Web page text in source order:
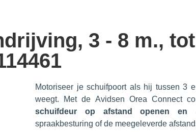
3 - 8 m.,
Motoriseer je schuifpoort als hij tussen 3
weegt. Met de Avidsen Orea Connect
schuifdeur op afstand openen en
spraakbesturing of de meegeleverde